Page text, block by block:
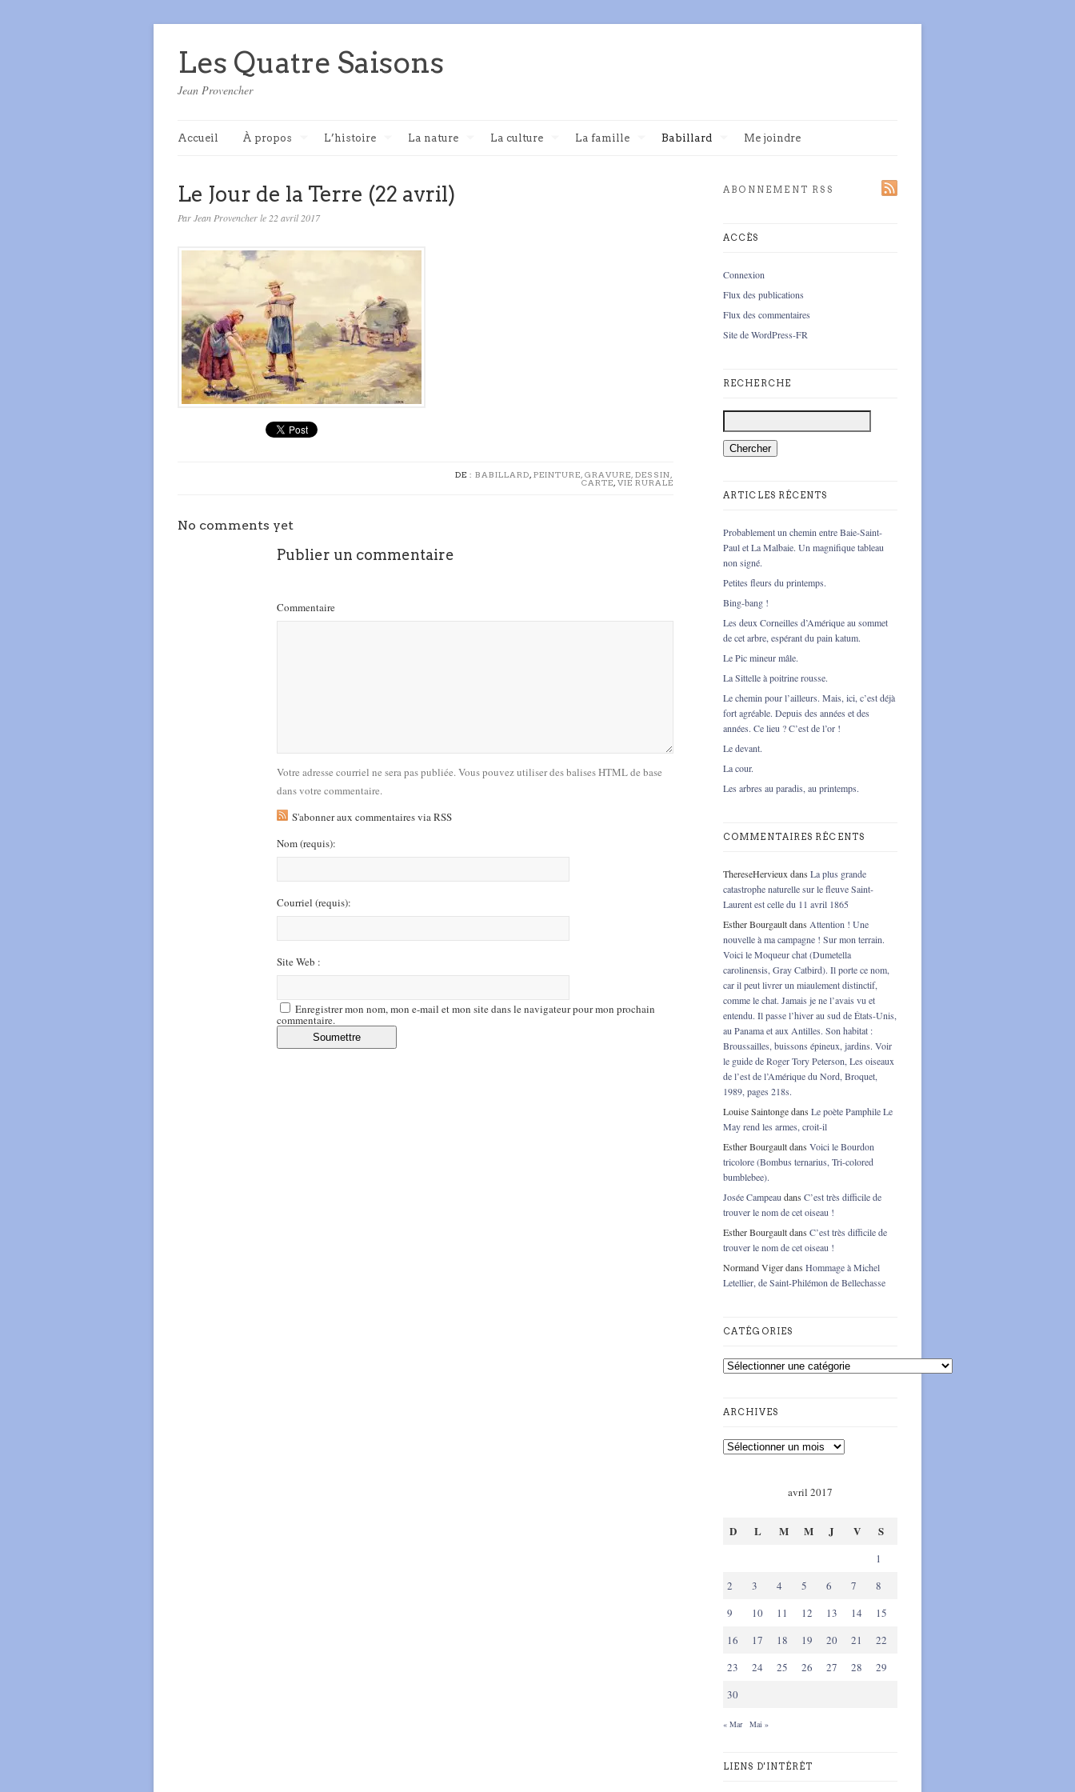
Les Quatre Saisons
Jean Provencher
Accueil À propos L’histoire La nature La culture La famille Babillard Me joindre
Le Jour de la Terre (22 avril)
Par Jean Provencher le 22 avril 2017
DE : BABILLARD, PEINTURE, GRAVURE, DESSIN,
CARTE, VIE RURALE
No comments yet
Publier un commentaire
Commentaire
Votre adresse courriel ne sera pas publiée. Vous pouvez utiliser des balises HTML de base
dans votre commentaire.
S'abonner aux commentaires via RSS
Nom(requis):
Courriel (requis):
Site Web :
Enregistrer mon nom, mon e-mail et mon site dans le navigateur pour mon prochain
commentaire.
ABONNEMENT RSS
ACCÈS
Connexion
Flux des publications
Flux des commentaires
Site de WordPress-FR
RECHERCHE
ARTICLES RÉCENTS
Probablement un chemin entre Baie-Saint-
Paul et La Malbaie. Un magnifique tableau
non signé.
Petites fleurs du printemps.
Bing-bang !
Les deux Corneilles d’Amérique au sommet
de cet arbre, espérant du pain katum.
Le Pic mineur mâle.
La Sittelle à poitrine rousse.
Le chemin pour l’ailleurs. Mais, ici, c’est déjà
fort agréable. Depuis des années et des
années. Ce lieu ? C’est de l’or !
Le devant.
La cour.
Les arbres au paradis, au printemps.
COMMENTAIRES RÉCENTS
ThereseHervieux dans La plus grande
catastrophe naturelle sur le fleuve Saint-
Laurent est celle du 11 avril 1865
Esther Bourgaultdans Attention ! Une
nouvelle à ma campagne ! Sur mon terrain.
Voici le Moqueur chat (Dumetella
carolinensis, Gray Catbird). Il porte ce nom,
car il peut livrer un miaulement distinctif,
comme le chat. Jamais je ne l’avais vu et
entendu. Il passe l’hiver au sud de États-Unis,
au Panama et aux Antilles. Son habitat :
Broussailles, buissons épineux, jardins. Voir
le guide de Roger Tory Peterson, Les oiseaux
de l’est de l’Amérique du Nord, Broquet,
1989, pages 218s.
Louise Saintongedans Le poète Pamphile Le
May rend les armes, croit-il
Esther Bourgaultdans Voici le Bourdon
tricolore (Bombus ternarius, Tri-colored
bumblebee).
Josée Campeau dans C’est très difficile de
trouver le nom de cet oiseau !
Esther Bourgaultdans C’est très difficile de
trouver le nom de cet oiseau !
Normand Vigerdans Hommage à Michel
Letellier, de Saint-Philémon de Bellechasse
CATÉGORIES
ARCHIVES
avril 2017
D L M M J V S
1
2
3 4 5 6 7
8
9
10 11 12 13 14
15
16
17 18 19 20 21
22
23
24 25 26 27 28
29
30
« Mar Mai »
LIENS D'INTÉRÊT